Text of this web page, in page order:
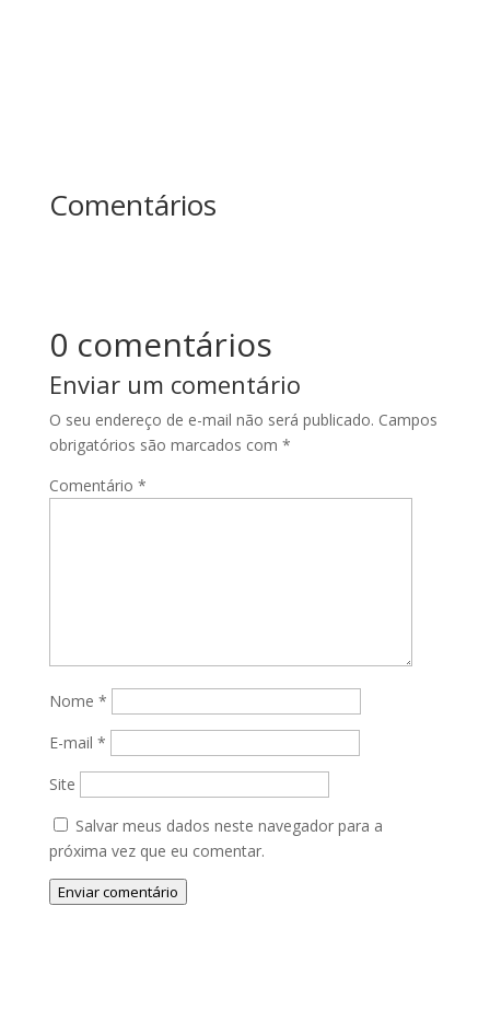
Comentários
0 comentários
Enviar um comentário
O seu endereço de e-mail não será publicado. Campos
obrigatórios são marcados com *
Comentário *
Nome *
E-mail *
Site
Salvar meus dados neste navegador para a
próxima vez que eu comentar.
Enviar comentário